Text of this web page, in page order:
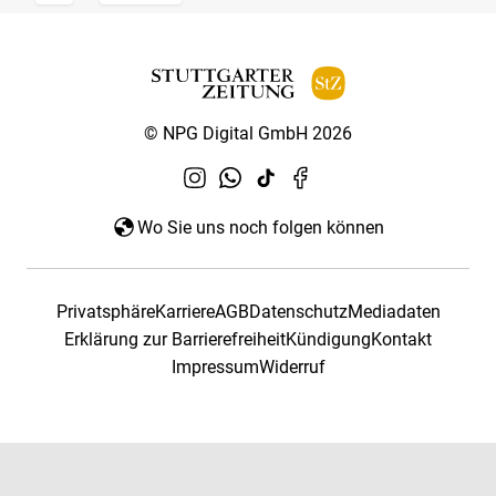
© NPG Digital GmbH 2026
Wo Sie uns noch folgen können
PrivatsphäreKarriereAGBDatenschutzMediadaten
Erklärung zur BarrierefreiheitKündigungKontakt
ImpressumWiderruf